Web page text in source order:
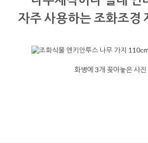
자주 사용하는 조화조경
화병에 3개 꽂아놓은 사진